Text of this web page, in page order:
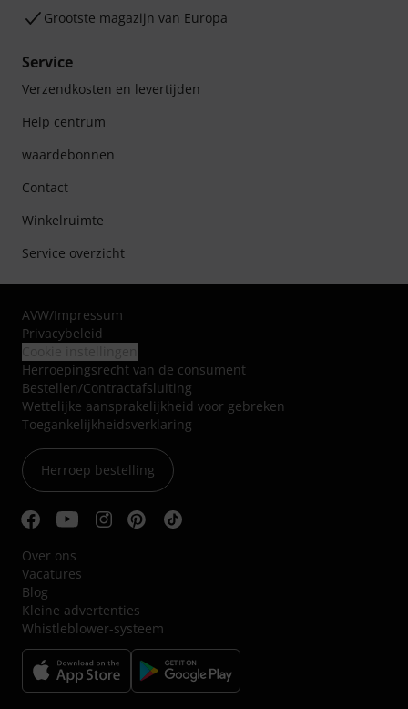
Grootste magazijn van Europa
Service
Verzendkosten en levertijden
Help centrum
waardebonnen
Contact
Winkelruimte
Service overzicht
AVW/Impressum
Privacybeleid
Herroepingsrecht van de consument
Bestellen/Contractafsluiting
Wettelijke aansprakelijkheid voor gebreken
Toegankelijkheidsverklaring
Herroep bestelling
Over ons
Vacatures
Blog
Kleine advertenties
Whistleblower-systeem